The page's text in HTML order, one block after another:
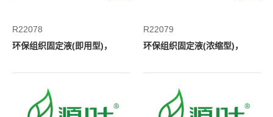
R22078
环保组织固定液(即用型)，
R22079
环保组织固定液(浓缩型)，